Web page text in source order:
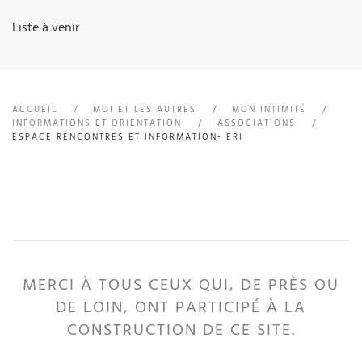
Liste à venir
ACCUEIL MOI ET LES AUTRES
MON INTIMITÉ
INFORMATIONS ET ORIENTATION
ASSOCIATIONS
ESPACE RENCONTRES ET INFORMATION- ERI
MERCI À TOUS CEUX QUI, DE PRÈS OU
DE LOIN, ONT PARTICIPÉ À LA
CONSTRUCTION DE CE SITE.